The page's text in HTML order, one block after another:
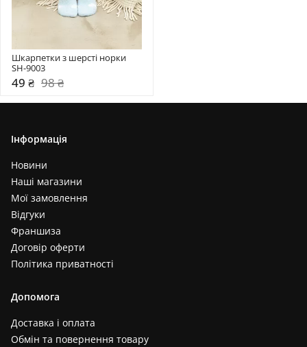
Шкарпетки з шерсті норки
SH-9003
49 ₴ 98 ₴
Інформація
Новини
Наші магазини
Мої замовлення
Відгуки
Франшиза
Договір оферти
Політика приватності
Допомога
Доставка і оплата
Обмін та повернення товару